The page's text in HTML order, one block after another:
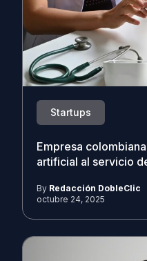
Startups
Empresa
artificial al servicio
By Redacción DobleClic
octubre 24, 2025